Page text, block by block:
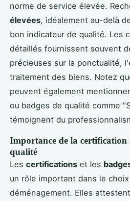
norme de service élevée.
élevées, idéalement au-delà
bon indicateur de qualité. Les
détaillés fournissent souvent
précieuses sur la ponctualité,
traitement des biens. Notez
peuvent également
ou badges de qualité comme
témoignent du
Importance de la certification
qualité
Les certifications et les
un rôle important dans le
déménagement. Elles